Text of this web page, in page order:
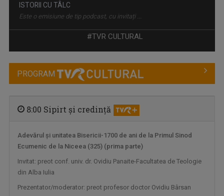
PORTRET DE ARTIST
„Portret de artist” este o serie documentară ...
ACTUL 0
„Actul 0” este o emisiune de televiziune ...
#TVR CULTURAL
PROGRAM
8:00 Sipirt şi credinţă
Adevărul și unitatea Bisericii-1700 de ani de la Primul Sinod
Ecumenic de la Niceea (325) (prima parte)
Invitat: preot conf. univ. dr. Ovidiu Panaite-Facultatea de Teologie
din Alba Iulia
Prezentator/moderator: preot profesor doctor Ovidiu Bârsan